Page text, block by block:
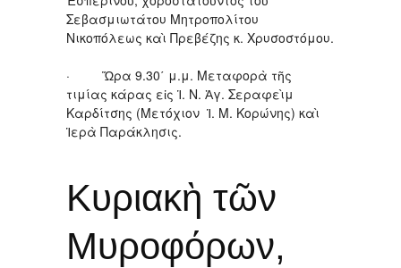
Σεβασμιωτάτου Μητροπολίτου
Νικοπόλεως καὶ Πρεβέζης κ. Χρυσοστόμου.
· Ὥρα 9.30΄ μ.μ. Μεταφορὰ τῆς
τιμίας κάρας εἰς Ἱ. Ν. Ἁγ. Σεραφεὶμ
Καρδίτσης (Μετόχιον Ἱ. Μ. Κορώνης) καὶ
Ἱερὰ Παράκλησις.
Κυριακὴ τῶν
Μυροφόρων,